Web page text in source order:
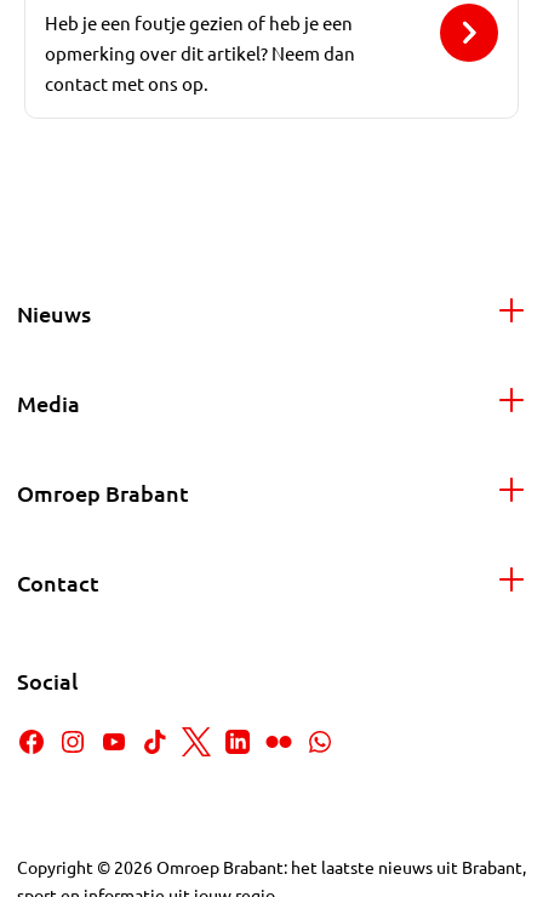
Heb je een foutje gezien of heb je een
opmerking over dit artikel? Neem dan
contact met ons op.
Nieuws
Media
Omroep Brabant
Contact
Social
Copyright © 2026Omroep Brabant: het laatste nieuws uit Brabant,